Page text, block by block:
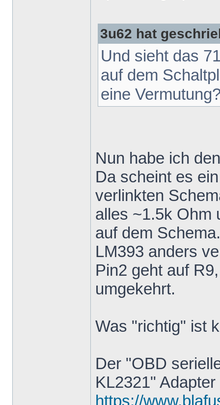
3u62 hat
Und sieht das
auf dem
eine
Nun habe ich
Da scheint es
verlinkten
alles ~1.5k Ohm
auf dem
LM393 anders
Pin2 geht auf
umgekehrt.
Was "richtig" ist
Der "OBD
KL2321"
https://